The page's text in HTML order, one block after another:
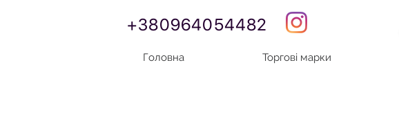
+380964054482
Головна Торгові марки